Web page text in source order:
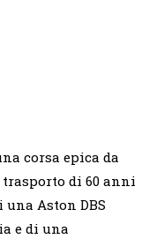
corsa epica da
trasporto di 60 anni
Aston DBS
e di una